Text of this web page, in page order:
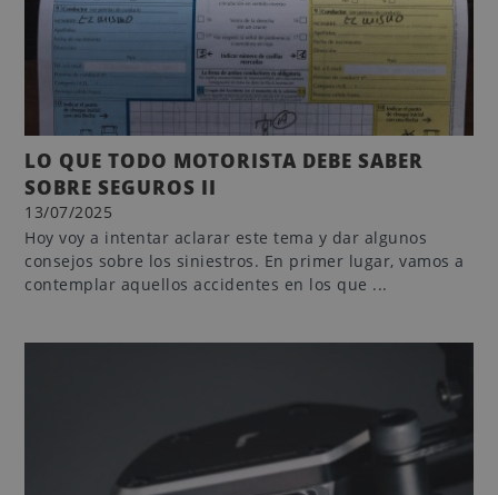
LO QUE TODO MOTORISTA DEBE SABER
SOBRE SEGUROS II
13/07/2025
Hoy voy a intentar aclarar este tema y dar algunos
consejos sobre los siniestros. En primer lugar, vamos a
contemplar aquellos accidentes en los que ...